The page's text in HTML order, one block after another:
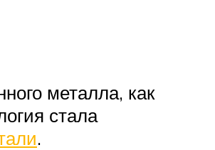
металла, как
стала
.